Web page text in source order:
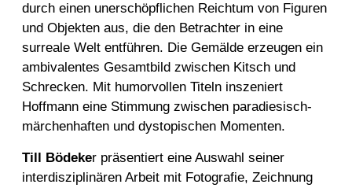
durch einen unerschöpflichen Reichtum von Figuren
und Objekten aus, die den Betrachter in eine
surreale Welt entführen. Die Gemälde erzeugen ein
ambivalentes Gesamtbild zwischen Kitsch und
Schrecken. Mit humorvollen Titeln inszeniert
Hoffmann eine Stimmung zwischen paradiesisch-
märchenhaften und dystopischen Momenten.
Till Bödekerpräsentiert eine Auswahl seiner
interdisziplinären Arbeit mit Fotografie, Zeichnung